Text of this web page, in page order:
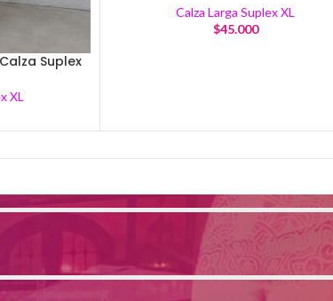
Suplex
XL
Calza Larga Suplex XL
$45.000